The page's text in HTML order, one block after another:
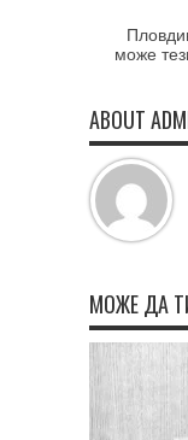
може
ABOUT
МОЖЕ ДА